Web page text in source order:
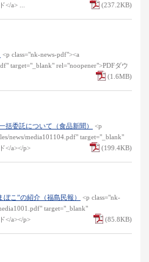
</a> ...
(237.2KB)
<p class="nk-news-pdf"><a
target="_blank" rel="noopener">PDFダウ
(1.6MB)
括委託について（食品新聞）
<p
news/media101104.pdf" target="_blank"
</a></p>
(199.4KB)
こ”の紹介（福島民報）
<p class="nk-
target="_blank"
</a></p>
(85.8KB)